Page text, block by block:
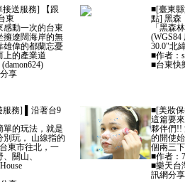
送服務] 【跟
東
感動一次的台東
擁遼闊海岸的無
雄偉的都蘭忘憂
上的產業道
享
■[臺東
點] 黑森
「黑森
(WGS84
30.0"北
■作者：
■台東快
服務] ▌沿著台9
單的玩法，就是
別玩， 山線指的
東市往北，一
關山、
■[美妝
這篇要
夥伴們!!
的開使
個兩三
■作者：
■樂天台
訊網分享